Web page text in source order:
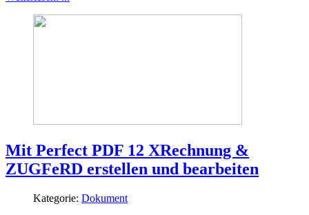
Mit Perfect PDF 12 XRechnung &
ZUGFeRD erstellen und bearbeiten
Kategorie: Dokument